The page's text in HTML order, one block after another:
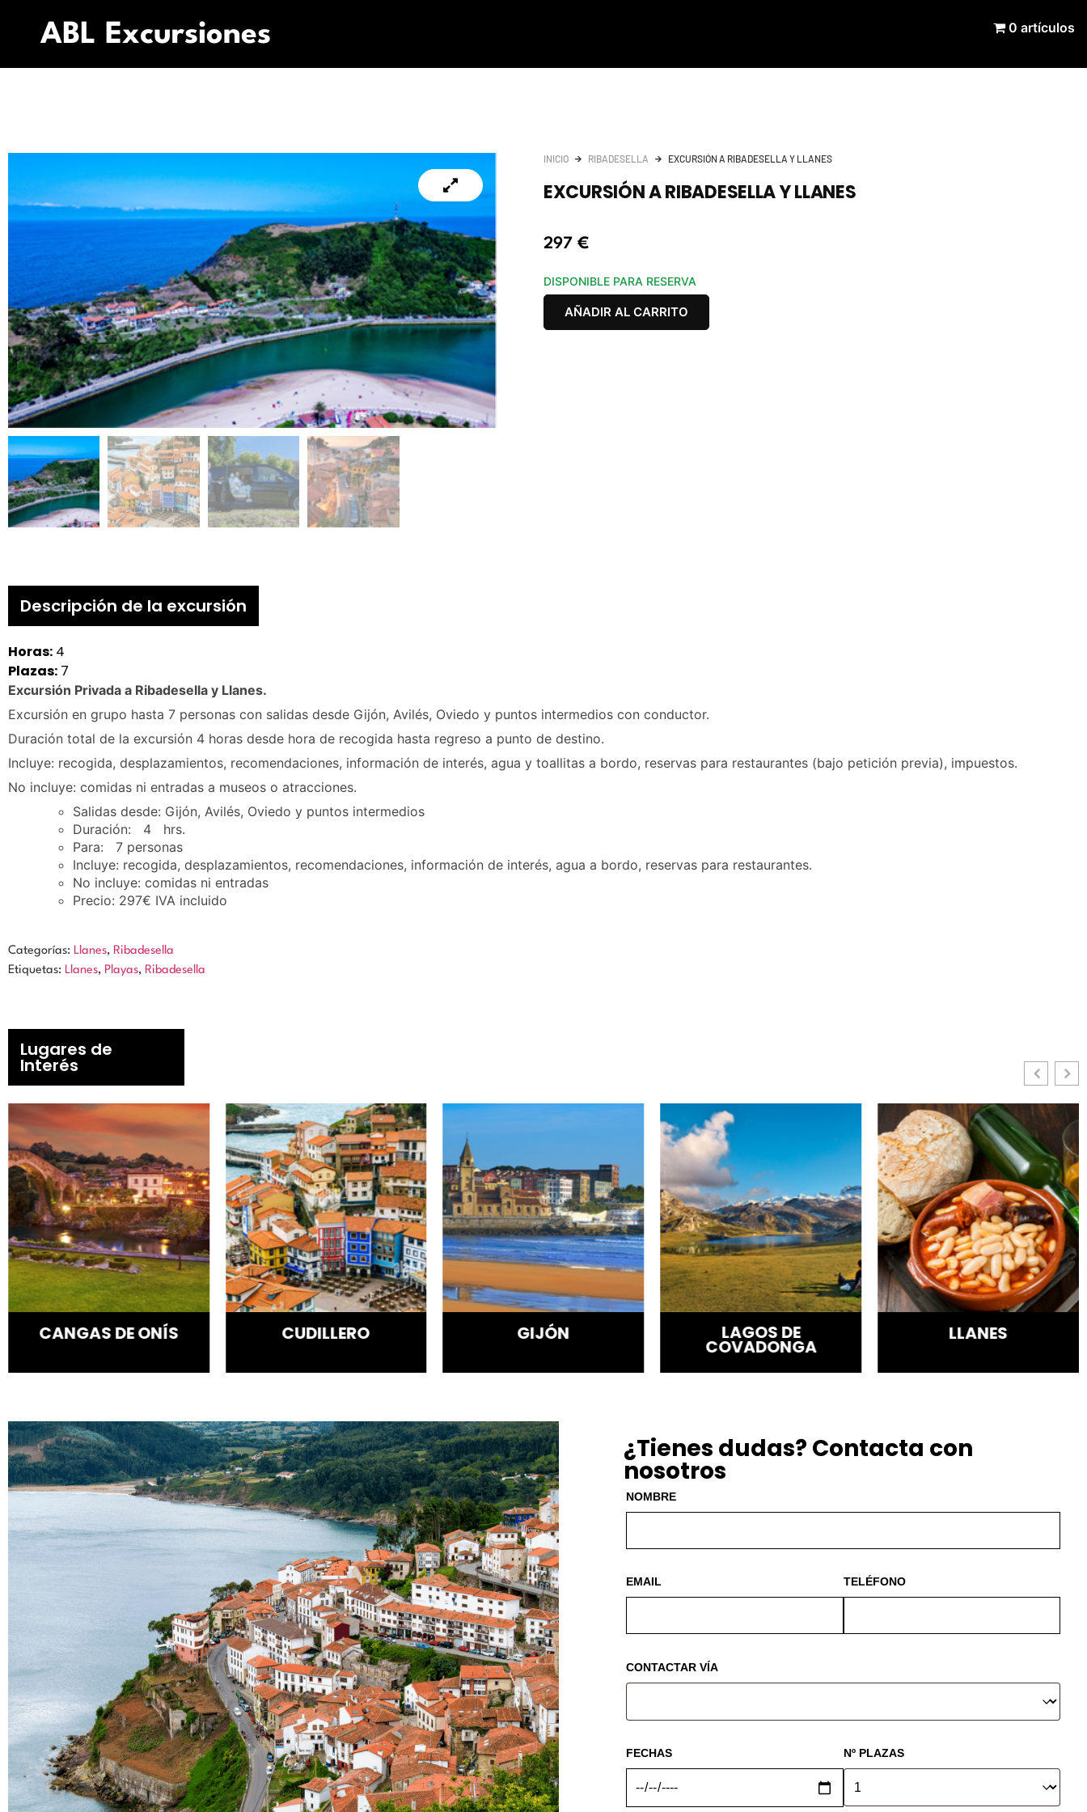
ABL Excursiones 0 artículos
INICIO RIBADESELLA EXCURSIÓN A RIBADESELLA Y LLANES
EXCURSIÓN A RIBADESELLA Y LLANES
297 €
DISPONIBLE PARA RESERVA
AÑADIR AL CARRITO
Descripción de la excursión
Horas: 4
Plazas: 7
Excursión Privada a Ribadesella y Llanes.
Excursión en grupo hasta 7 personas con salidas desde Gijón, Avilés, Oviedo y puntos intermedios con conductor.
Duración total de la excursión 4 horas desde hora de recogida hasta regreso a punto de destino.
Incluye: recogida, desplazamientos, recomendaciones, información de interés, agua y toallitas a bordo, reservas para restaurantes (bajo petición previa), impuestos.
No incluye: comidas ni entradas a museos o atracciones.
Salidas desde: Gijón, Avilés, Oviedo y puntos intermedios
Duración: 4 hrs.
Para: 7 personas
Incluye: recogida, desplazamientos, recomendaciones, información de interés, agua a bordo, reservas para restaurantes.
No incluye: comidas ni entradas
Precio: 297€ IVA incluido
Categorías: Llanes, Ribadesella
Etiquetas: Llanes, Playas, Ribadesella
Lugares de
Interés
CANGAS DE ONÍS CUDILLERO GIJÓN LAGOS DE
COVADONGA
LLANES
¿Tienes dudas? Contacta con
nosotros
NOMBRE
EMAIL TELÉFONO
CONTACTAR VÍA
FECHAS Nº PLAZAS